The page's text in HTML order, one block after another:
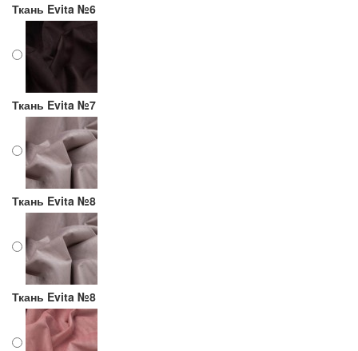
Ткань Evita №6
Ткань Evita №7
Ткань Evita №8
Ткань Evita №8